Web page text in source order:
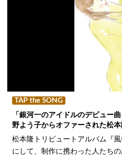
TAP the SONG
「銀河一のアイドルのデビュー
野よう子からオファーされた松
松本隆トリビュートアルバム『
にして、制作に携わった人たち